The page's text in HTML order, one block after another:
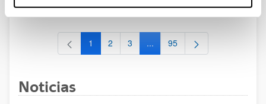
Página
1 Página
2 Página
3 ...Páginas intermedias Use TAB
Página
95
Noticias